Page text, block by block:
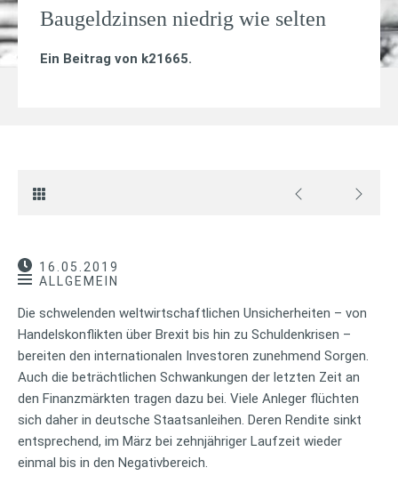
Baugeldzinsen niedrig wie selten
Ein Beitrag von k21665.
16.05.2019
ALLGEMEIN
Die schwelenden weltwirtschaftlichen Unsicherheiten – von
Handelskonflikten über Brexit bis hin zu Schuldenkrisen –
bereiten den internationalen Investoren zunehmend Sorgen.
Auch die beträchtlichen Schwankungen der letzten Zeit an
den Finanzmärkten tragen dazu bei. Viele Anleger flüchten
sich daher in deutsche Staatsanleihen. Deren Rendite sinkt
entsprechend, im März bei zehnjähriger Laufzeit wieder
einmal bis in den Negativbereich.